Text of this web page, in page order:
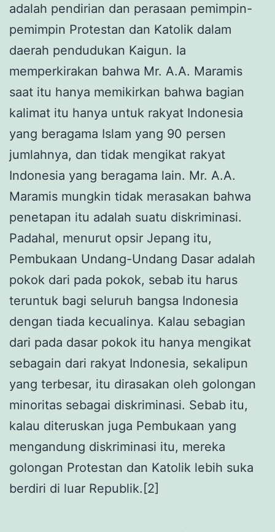
adalah pendirian dan perasaan pemimpin-
pemimpin Protestan dan Katolik dalam
daerah pendudukan Kaigun. Ia
memperkirakan bahwa Mr. A.A. Maramis
saat itu hanya memikirkan bahwa bagian
kalimat itu hanya untuk rakyat Indonesia
yang beragama Islam yang 90 persen
jumlahnya, dan tidak mengikat rakyat
Indonesia yang beragama lain. Mr. A.A.
Maramis mungkin tidak merasakan bahwa
penetapan itu adalah suatu diskriminasi.
Padahal, menurut opsir Jepang itu,
Pembukaan Undang-Undang Dasar adalah
pokok dari pada pokok, sebab itu harus
teruntuk bagi seluruh bangsa Indonesia
dengan tiada kecualinya. Kalau sebagian
dari pada dasar pokok itu hanya mengikat
sebagain dari rakyat Indonesia, sekalipun
yang terbesar, itu dirasakan oleh golongan
minoritas sebagai diskriminasi. Sebab itu,
kalau diteruskan juga Pembukaan yang
mengandung diskriminasi itu, mereka
golongan Protestan dan Katolik lebih suka
berdiri di luar Republik.[2]